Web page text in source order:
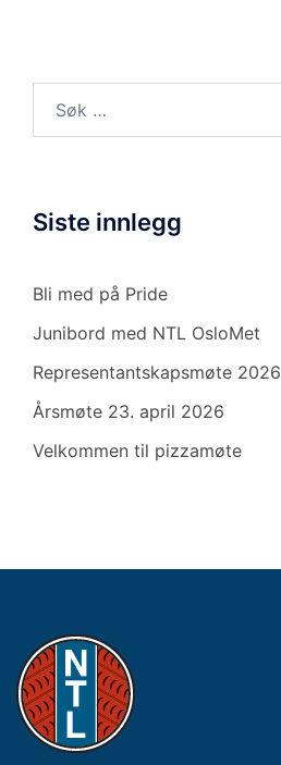
Siste innlegg
Bli med på Pride
Junibord med NTL OsloMet
Representantskapsmøte 2026
Årsmøte 23. april 2026
Velkommen til pizzamøte